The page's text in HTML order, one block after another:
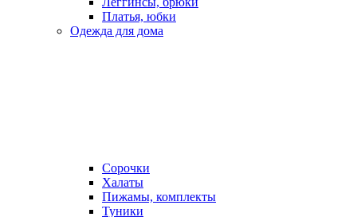
Платья, юбки
Одежда для дома
Сорочки
Халаты
Пижамы, комплекты
Туники